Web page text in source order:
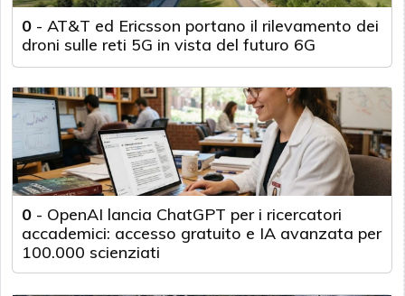
0 - AT&T ed Ericsson portano il rilevamento dei
droni sulle reti 5G in vista del futuro 6G
0 - OpenAI lancia ChatGPT per i ricercatori
accademici: accesso gratuito e IA avanzata per
100.000 scienziati